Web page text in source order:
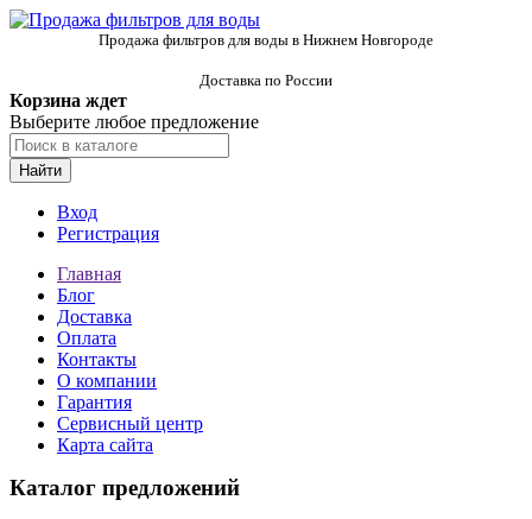
Продажа фильтров для воды в Нижнем Новгороде
Доставка по России
Корзина ждет
Выберите любое предложение
Найти
Вход
Регистрация
Главная
Блог
Доставка
Оплата
Контакты
О компании
Гарантия
Сервисный центр
Карта сайта
Каталог предложений